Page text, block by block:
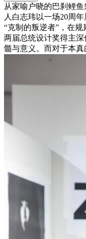
从家喻户晓的巴刹鲤
人白志玮以一场20周
“克制的叛逆者”，在
两届总统设计奖得主
髓与意义。而对于本真